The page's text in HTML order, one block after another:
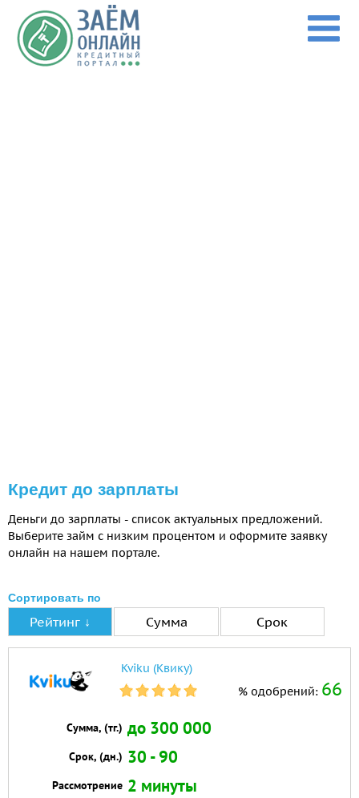
Перейти к основному содержанию
Кредит до зарплаты
Деньги до зарплаты - список актуальных предложений.
Выберите займ с низким процентом и оформите заявку
онлайн на нашем портале.
Сортировать по
Рейтинг ↓ Сумма Срок
Kviku (Квику)
% одобрений: 66
Сумма, (тг.) до 300 000
Срок, (дн.) 30 - 90
Рассмотрение 2 минуты